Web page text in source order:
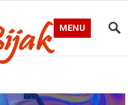
MENU